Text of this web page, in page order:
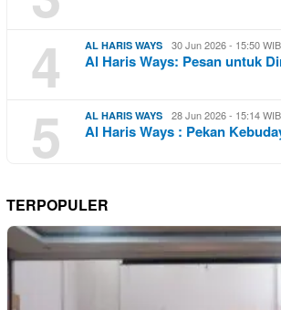
4 AL HARIS WAYS 30 Jun 2026 - 15:50 WIB
Al Haris Ways: Pesan untuk
5 AL HARIS WAYS 28 Jun 2026 - 15:14 WIB
Al Haris Ways : Pekan
TERPOPULER